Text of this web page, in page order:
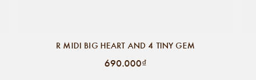
R MIDI BIG HEART AND 4 TINY GEM
690.000₫